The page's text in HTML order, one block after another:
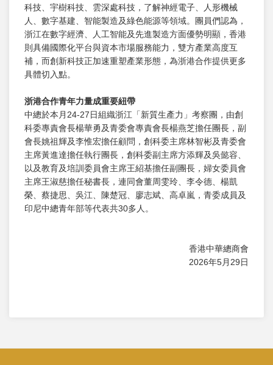
科技、宇樹科技、雲深處科技，了解神經電子、人形機械
人、數字基建、智能製造及綠色能源等領域。團員們認為，
浙江在數字經濟、人工智能及先進製造方面優勢明顯，香港
則具備國際化平台與資本市場服務能力，雙方產業高度互
補，而創新科技正加速重塑產業形態，為浙港合作提供更多
具體切入點。
浙港合作青年力量成重要紐帶
中總於本月24-27日組織浙江「新質生產力」考察團，由創
科委專責會長楊華勇及青委會專責會長楊燕芝擔任團長，副
會長姚祖輝及李惟宏擔任顧問，創科委主席林智彬及青委會
主席黃進達擔任執行團長，創科委副主席方添輝及吳懿容、
以及教育及培訓委員會主席王紹基擔任副團長，婦女委員會
主席王淑慈擔任秘書長，連同會董周雯玲、李令德、楊凱
榮、蔡捷思、吳江、陳楚冠、廖志斌、高卓嵐，青委成員及
印尼中總青年部等代表共30多人。
香港中華總商會
2026年5月29日